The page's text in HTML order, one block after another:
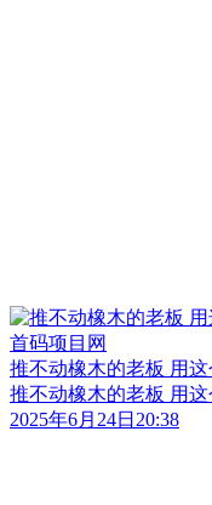
推不动橡木的老板 用
推不动橡木的老板 用
2025年6月24日20:38